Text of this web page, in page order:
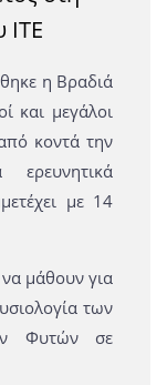
η Βραδιά
και μεγάλοι
κοντά την
με 14
να μάθουν για
των
Φυτών σε